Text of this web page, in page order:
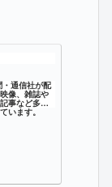
通信社が配
像、雑誌や
事など多種
います。